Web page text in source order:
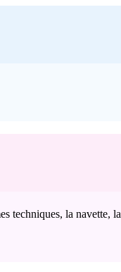
techniques, la navette, la